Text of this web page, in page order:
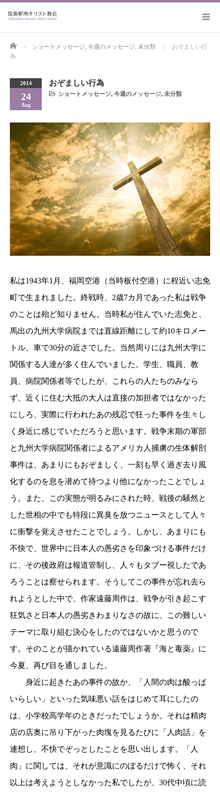
Home ショートメッセージ, 今週のメッセージ, 未分類
おぞましい行
為
2014
24
Aug
おぞましい行為
ショートメッセージ, 今週のメッセージ, 未分類
私は1943年1 月、福岡空港（当時板付空港）に程近い志免
町で生まれました。終戦時、 2歳7カ月であった私は戦争
のことは殆ど知りません。当時私が住んでいた志免と、
馬出の九州大学病院までは直線距離にして約10キロメー
トル、車で30分の近さでした。当然周りには九州大学に
関係する人達が多く住んでいました。学生、職員、教
員、病院関係者等でしたが、これらの人たちのみなら
ず、近くに住む大抵の大人は直接の加担者ではなかった
にしろ、実際に行われたあの残忍で狂った事件を生々し
く身近に感じていただろうと思います。戦争末期の軍部
と九州大学病院関係者によるアメリカ人捕虜の生体解剖
事件は、あまりにもおぞましく、一刻も早く過ぎ去り風
化するのを息を潜めて待つより他になかったことでしょ
う。また、この実態が明るみにされた時、戦後の騒然と
した世相の中でも特段に異臭を放つニュースとして人々
に衝撃を覚えさせたことでしょう。しかし、あまりにも
不快で、世界中に日本人の愚劣さを印象づける事件だけ
に、その後政府は報道管制し、人々もタブー視したであ
ろうことは察せられます。そうしてこの事件が忘れ去ら
れようとした中で、作家遠藤周作は、戦争が引き起こす
狂気さと日本人の愚劣きわまりなさの故に、この難しい
テーマに取り組む決心をしたのではないかと思うので
す。そのことが描かれている遠藤周作著『海と毒薬』に
今夏、再び目を通しました。
身近に起きたあの事件の故か、「人間の肉は酸っぱ
いらしい」といった気味悪い話をはじめて耳にしたの
は、小学校高学年のときだったでしょうか。それは精肉
店の店奥に吊り下がった肉塊を見るたびに「人肉話」を
連想し、不快でぞっとしたことを思い出します。「人
肉」に関しては、それが意識にのぼるだけで怖く、それ
以上は考えようとしなかった私でしたが、 30代中頃に読